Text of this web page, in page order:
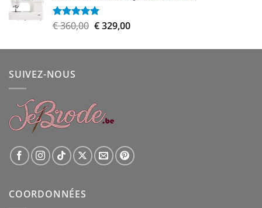
était :
€ 899,00.€ 809,00.
Note5.00
€360,00 Le
initial
€329,00Le
actuel
SUIVEZ-NOUS
COORDONNÉES